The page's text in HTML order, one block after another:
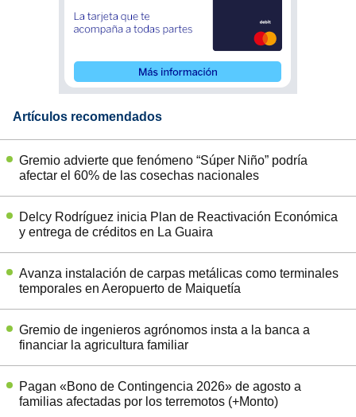
Artículos recomendados
Gremio advierte que fenómeno “Súper Niño” podría
afectar el 60% de las cosechas nacionales
Delcy Rodríguez inicia Plan de Reactivación Económica
y entrega de créditos en La Guaira
Avanza instalación de carpas metálicas como terminales
temporales en Aeropuerto de Maiquetía
Gremio de ingenieros agrónomos insta a la banca a
financiar la agricultura familiar
Pagan «Bono de Contingencia 2026» de agosto a
familias afectadas por los terremotos (+Monto)